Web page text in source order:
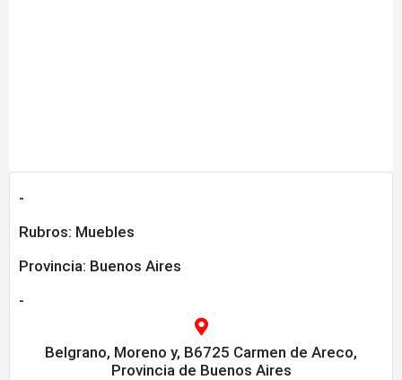
-
Rubros: Muebles
Provincia: Buenos Aires
-
Belgrano, Moreno y, B6725 Carmen de Areco,
Provincia de Buenos Aires